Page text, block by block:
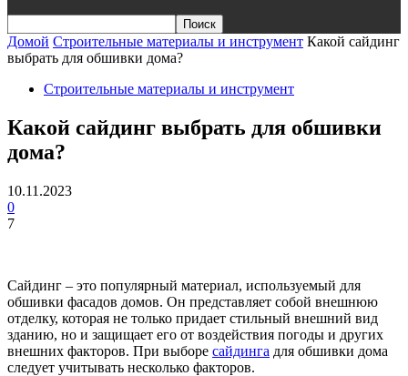
Домой Строительные материалы и инструмент Какой сайдинг
выбрать для обшивки дома?
Строительные материалы и инструмент
Какой сайдинг выбрать для обшивки
дома?
10.11.2023
0
7
Сайдинг – это популярный материал, используемый для
обшивки фасадов домов. Он представляет собой внешнюю
отделку, которая не только придает стильный внешний вид
зданию, но и защищает его от воздействия погоды и других
внешних факторов. При выборе сайдинга для обшивки дома
следует учитывать несколько факторов.